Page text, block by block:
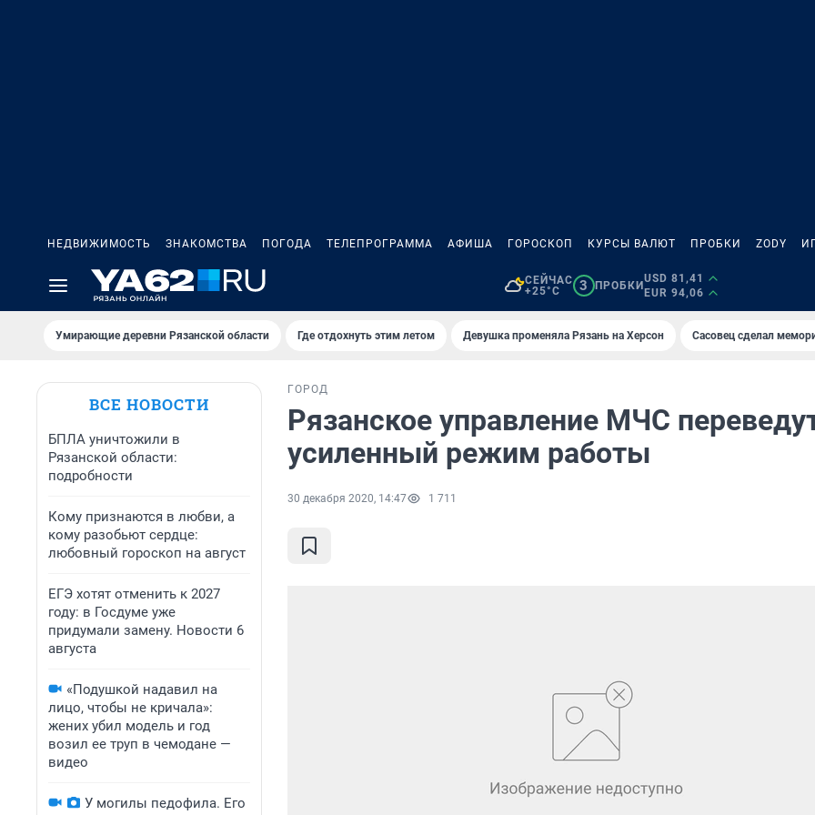
НЕДВИЖИМОСТЬ ЗНАКОМСТВА ПОГОДА ТЕЛЕПРОГРАММА АФИША ГОРОСКОП КУРСЫ ВАЛЮТ ПРОБКИ ZODY
СЕЙЧАС
+25°C
3 ПРОБКИ
USD 81,41
EUR 94,06
Умирающие деревни Рязанской области Где отдохнуть этим летом Девушка променяла Рязань на Херсон Сасовец сделал
ВСЕ НОВОСТИ
БПЛА уничтожили в
Рязанской области:
подробности
Кому признаются в любви, а
кому разобьют сердце:
любовный гороскоп на август
ЕГЭ хотят отменить к 2027
году: в Госдуме уже
придумали замену. Новости 6
августа
«Подушкой надавил на
лицо, чтобы не кричала»:
жених убил модель и год
возил ее труп в чемодане —
видео
У могилы педофила. Его
ГОРОД
Рязанское управление МЧС
усиленный режим работы
30 декабря 2020, 14:47 1 711